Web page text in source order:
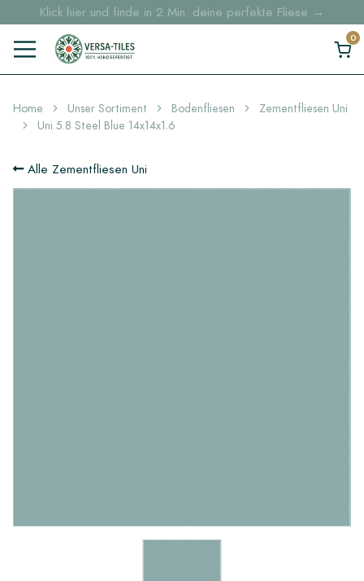
Klick hier und finde in 2 Min. deine perfekte Fliese →
Musterbestellungen ab 30 € Kostenloser DHL-Versand
Lagerartikel werden innerhalb von 5 Werktagen geliefert
Home Unser Sortiment Bodenfliesen
Zementfliesen Uni
Uni 5.8 Steel Blue 14x14x1.6
Alle Zementfliesen Uni